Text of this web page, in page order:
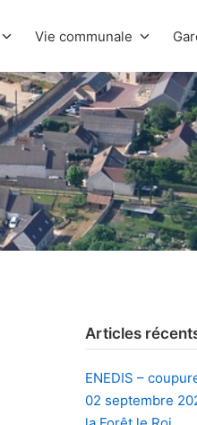
Vie communale
Articles
ENEDIS –
02 septembre